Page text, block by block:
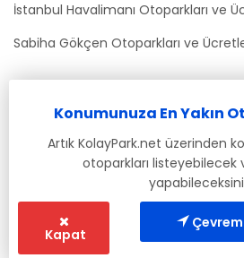
İstanbul Havalimanı Otoparkları ve
Sabiha Gökçen Otoparkları ve
Konumunuza En Yakın
Artık KolayPark.net üzerinden
otoparkları
Kapat